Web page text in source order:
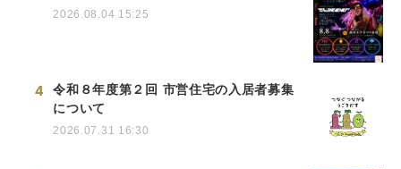
2026.08.04 15:25
4
令和８年度第２回 市営住宅の入居者募集
について
2026.07.31 16:30